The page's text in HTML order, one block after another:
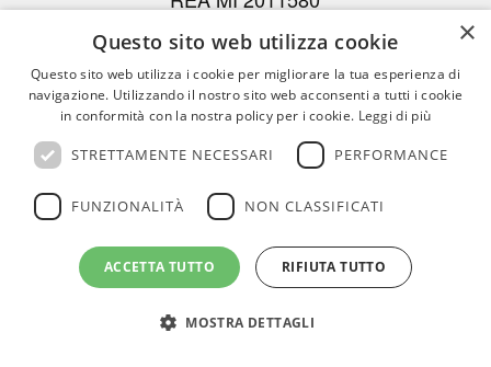
© Copyright - Federico Motta Editore |Privacy Policy | Cookie Policy
AGENZIE CONTATTI
×
Questo sito web utilizza cookie
Questo sito web utilizza i cookie per migliorare la tua esperienza di
navigazione. Utilizzando il nostro sito web acconsenti a tutti i cookie
in conformità con la nostra policy per i cookie. Leggi di più
STRETTAMENTE NECESSARI PERFORMANCE
FUNZIONALITÀ NON CLASSIFICATI
ACCETTA TUTTO RIFIUTA TUTTO
MOSTRA DETTAGLI